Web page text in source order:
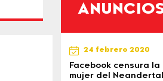
24 febrero 2020
Facebook censura
mujer del